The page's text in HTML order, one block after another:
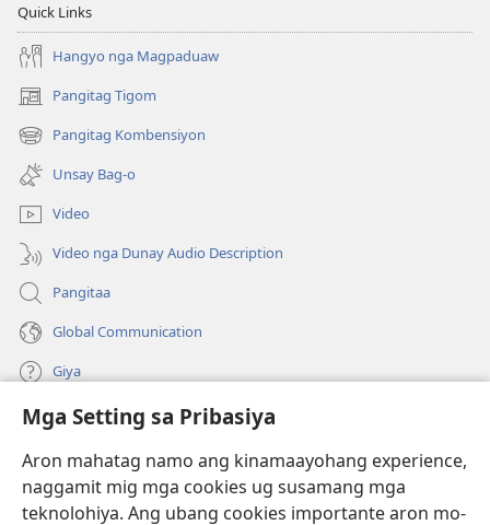
Mga Setting sa Pribasiya
Aron mahatag namo ang kinamaayohang experience,
naggamit mig mga cookies ug susamang mga
teknolohiya. Ang ubang cookies importante aron mo-
Holy Holy
Quick Links
Hangyo nga Magpaduaw
Pangitag Tigom
(mo-
open
ug
bag-
ong
window)
Pangitag Kombensiyon
(mo-
open
ug
bag-
ong
window)
Unsay Bag-o
Video
Video nga Dunay Audio Description
Pangitaa
Global Communication
Giya
Donasyon
(mo-
open
bag-
ong
Watchtower ONLINE NGA LIBRARYA
(mo-
open